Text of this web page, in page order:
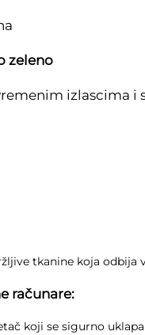
zeleno
izlascima i
tkanine koja
računare:
koji se sigurno